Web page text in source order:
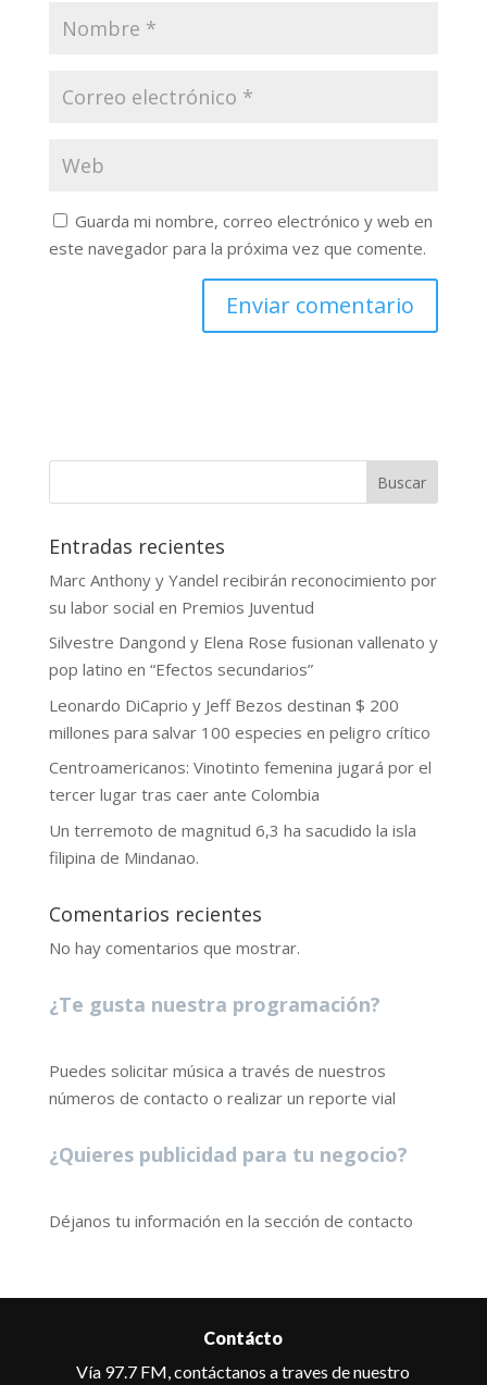
Guarda mi nombre, correo electrónico y web en
este navegador para la próxima vez que comente.
Buscar
Entradas recientes
Marc Anthony y Yandel recibirán reconocimiento por
su labor social en Premios Juventud
Silvestre Dangond y Elena Rose fusionan vallenato y
pop latino en “Efectos secundarios”
Leonardo DiCaprio y Jeff Bezos destinan $ 200
millones para salvar 100 especies en peligro crítico
Centroamericanos: Vinotinto femenina jugará por el
tercer lugar tras caer ante Colombia
Un terremoto de magnitud 6,3 ha sacudido la isla
filipina de Mindanao.
Comentarios recientes
No hay comentarios que mostrar.
¿Te gusta nuestra programación?
Puedes solicitar música a través de nuestros
números de contacto o realizar un reporte vial
¿Quieres publicidad para tu negocio?
Déjanos tu información en la sección de contacto
Contácto
Vía 97.7 FM, contáctanos a traves de nuestro